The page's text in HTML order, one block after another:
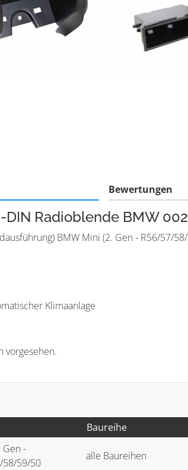
Bewertungen
Radioblende BMW
BMW Mini (2. Gen - R56/57/
Klimaanlage
vorgesehen.
Baureihe
Gen -
58/59/50
alle Baureihen